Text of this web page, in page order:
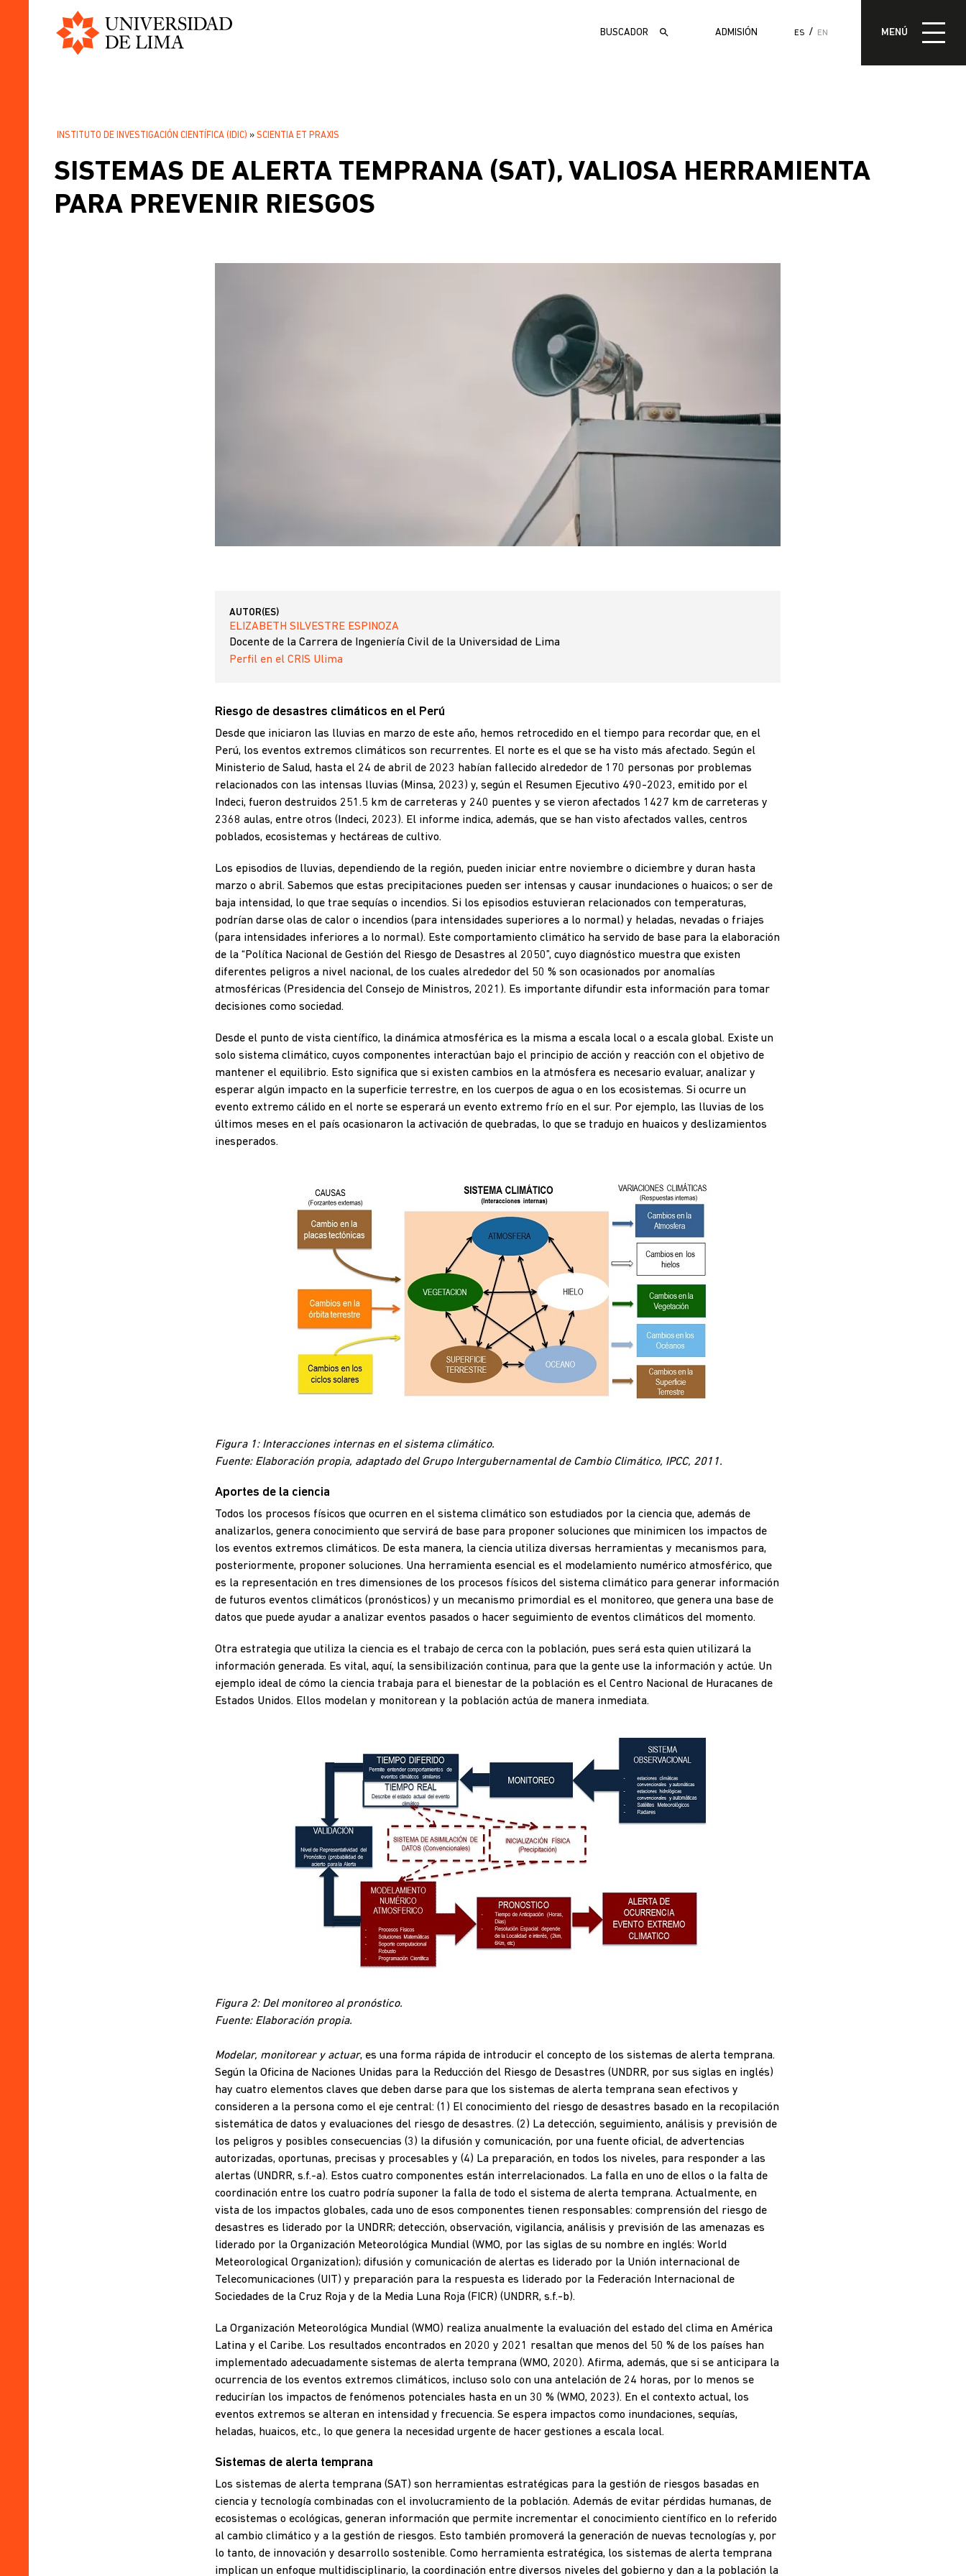
Buscar
MENÚ
ADMISIÓN ES EN MENÚ
SOBRESCRIBIR
ENLACES
DE
INSTITUTO DE INVESTIGACIÓN CIENTÍFICA (IDIC) SCIENTIA ET PRAXIS
SISTEMAS DE ALERTA TEMPRANA (SAT), VALIOSA HERRAMIENTA
PARA PREVENIR RIESGOS
AUTOR(ES)
ELIZABETH SILVESTRE ESPINOZA
Docente de la Carrera de Ingeniería Civil de la Universidad de Lima
Perfil en el CRIS Ulima
Riesgo de desastres climáticos en el Perú
Desde que iniciaron las lluvias en marzo de este año, hemos retrocedido en el tiempo para recordar que, en el
Perú, los eventos extremos climáticos son recurrentes. El norte es el que se ha visto más afectado. Según el
Ministerio de Salud, hasta el 24 de abril de 2023 habían fallecido alrededor de 170 personas por problemas
relacionados con las intensas lluvias (Minsa, 2023) y, según el Resumen Ejecutivo 490-2023, emitido por el
Indeci, fueron destruidos 251.5 km de carreteras y 240 puentes y se vieron afectados 1427 km de carreteras y
2368 aulas, entre otros (Indeci, 2023). El informe indica, además, que se han visto afectados valles, centros
poblados, ecosistemas y hectáreas de cultivo.
Los episodios de lluvias, dependiendo de la región, pueden iniciar entre noviembre o diciembre y duran hasta
marzo o abril. Sabemos que estas precipitaciones pueden ser intensas y causar inundaciones o huaicos; o ser de
baja intensidad, lo que trae sequías o incendios. Si los episodios estuvieran relacionados con temperaturas,
podrían darse olas de calor o incendios (para intensidades superiores a lo normal) y heladas, nevadas o friajes
(para intensidades inferiores a lo normal). Este comportamiento climático ha servido de base para la elaboración
de la “Política Nacional de Gestión del Riesgo de Desastres al 2050”, cuyo diagnóstico muestra que existen
diferentes peligros a nivel nacional, de los cuales alrededor del 50 % son ocasionados por anomalías
atmosféricas (Presidencia del Consejo de Ministros, 2021). Es importante difundir esta información para tomar
decisiones como sociedad.
Desde el punto de vista científico, la dinámica atmosférica es la misma a escala local o a escala global. Existe un
solo sistema climático, cuyos componentes interactúan bajo el principio de acción y reacción con el objetivo de
mantener el equilibrio. Esto significa que si existen cambios en la atmósfera es necesario evaluar, analizar y
esperar algún impacto en la superficie terrestre, en los cuerpos de agua o en los ecosistemas. Si ocurre un
evento extremo cálido en el norte se esperará un evento extremo frío en el sur. Por ejemplo, las lluvias de los
últimos meses en el país ocasionaron la activación de quebradas, lo que se tradujo en huaicos y deslizamientos
inesperados.
Figura 1: Interacciones internas en el sistema climático.
Fuente: Elaboración propia, adaptado del Grupo Intergubernamental de Cambio Climático, IPCC, 2011.
Aportes de la ciencia
Todos los procesos físicos que ocurren en el sistema climático son estudiados por la ciencia que, además de
analizarlos, genera conocimiento que servirá de base para proponer soluciones que minimicen los impactos de
los eventos extremos climáticos. De esta manera, la ciencia utiliza diversas herramientas y mecanismos para,
posteriormente, proponer soluciones. Una herramienta esencial es el modelamiento numérico atmosférico, que
es la representación en tres dimensiones de los procesos físicos del sistema climático para generar información
de futuros eventos climáticos (pronósticos) y un mecanismo primordial es el monitoreo, que genera una base de
datos que puede ayudar a analizar eventos pasados o hacer seguimiento de eventos climáticos del momento.
Otra estrategia que utiliza la ciencia es el trabajo de cerca con la población, pues será esta quien utilizará la
información generada. Es vital, aquí, la sensibilización continua, para que la gente use la información y actúe. Un
ejemplo ideal de cómo la ciencia trabaja para el bienestar de la población es el Centro Nacional de Huracanes de
Estados Unidos. Ellos modelan y monitorean y la población actúa de manera inmediata.
Figura 2: Del monitoreo al pronóstico.
Fuente: Elaboración propia.
Modelar, monitorear y actuar, es una forma rápida de introducir el concepto de los sistemas de alerta temprana.
Según la Oficina de Naciones Unidas para la Reducción del Riesgo de Desastres (UNDRR, por sus siglas en inglés)
hay cuatro elementos claves que deben darse para que los sistemas de alerta temprana sean efectivos y
consideren a la persona como el eje central: (1) El conocimiento del riesgo de desastres basado en la recopilación
sistemática de datos y evaluaciones del riesgo de desastres. (2) La detección, seguimiento, análisis y previsión de
los peligros y posibles consecuencias (3) la difusión y comunicación, por una fuente oficial, de advertencias
autorizadas, oportunas, precisas y procesables y (4) La preparación, en todos los niveles, para responder a las
alertas (UNDRR, s.f.-a). Estos cuatro componentes están interrelacionados. La falla en uno de ellos o la falta de
coordinación entre los cuatro podría suponer la falla de todo el sistema de alerta temprana. Actualmente, en
vista de los impactos globales, cada uno de esos componentes tienen responsables: comprensión del riesgo de
desastres es liderado por la UNDRR; detección, observación, vigilancia, análisis y previsión de las amenazas es
liderado por la Organización Meteorológica Mundial (WMO, por las siglas de su nombre en inglés: World
Meteorological Organization); difusión y comunicación de alertas es liderado por la Unión internacional de
Telecomunicaciones (UIT) y preparación para la respuesta es liderado por la Federación Internacional de
Sociedades de la Cruz Roja y de la Media Luna Roja (FICR) (UNDRR, s.f.-b).
La Organización Meteorológica Mundial (WMO) realiza anualmente la evaluación del estado del clima en América
Latina y el Caribe. Los resultados encontrados en 2020 y 2021 resaltan que menos del 50 % de los países han
implementado adecuadamente sistemas de alerta temprana (WMO, 2020). Afirma, además, que si se anticipara la
ocurrencia de los eventos extremos climáticos, incluso solo con una antelación de 24 horas, por lo menos se
reducirían los impactos de fenómenos potenciales hasta en un 30 % (WMO, 2023). En el contexto actual, los
eventos extremos se alteran en intensidad y frecuencia. Se espera impactos como inundaciones, sequías,
heladas, huaicos, etc., lo que genera la necesidad urgente de hacer gestiones a escala local.
Sistemas de alerta temprana
Los sistemas de alerta temprana (SAT) son herramientas estratégicas para la gestión de riesgos basadas en
ciencia y tecnología combinadas con el involucramiento de la población. Además de evitar pérdidas humanas, de
ecosistemas o ecológicas, generan información que permite incrementar el conocimiento científico en lo referido
al cambio climático y a la gestión de riesgos. Esto también promoverá la generación de nuevas tecnologías y, por
lo tanto, de innovación y desarrollo sostenible. Como herramienta estratégica, los sistemas de alerta temprana
implican un enfoque multidisciplinario, la coordinación entre diversos niveles del gobierno y dan a la población la